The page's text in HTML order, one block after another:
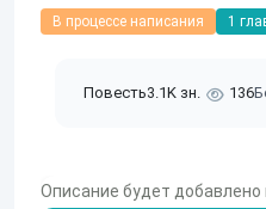
В процессе написания 1
Повесть3.1K зн. 136
Описание будет добавлено